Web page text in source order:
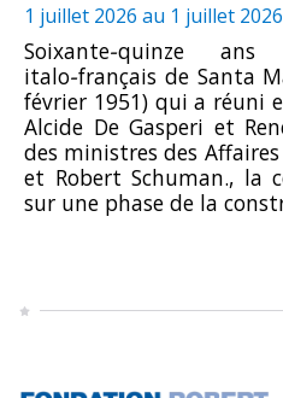
1 juillet 2026 au 1 juillet 2026
Soixante‑quinze
italo‑français de Santa
février 1951) qui a réuni
Alcide De Gasperi et
des ministres des
et Robert Schuman., la
sur une phase de la